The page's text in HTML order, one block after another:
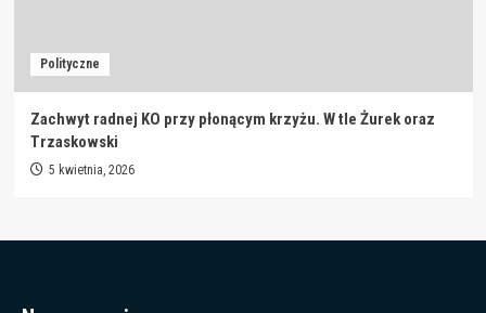
Polityczne
Zachwyt radnej KO przy płonącym krzyżu. W tle Żurek oraz
Trzaskowski
5 kwietnia, 2026